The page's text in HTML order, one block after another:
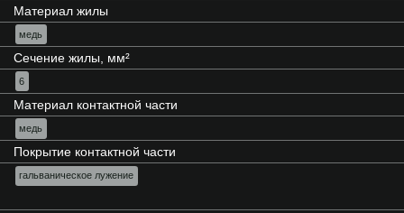
Материал жилы
медь
Сечение жилы, мм²
6
Материал контактной части
медь
Покрытие контактной части
гальваническое лужение